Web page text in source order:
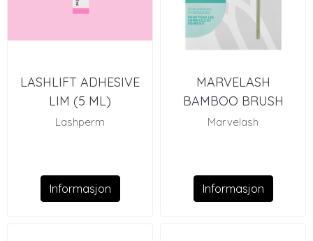
LASHLIFT ADHESIVE
LIM (5 ML)
Lashperm
Informasjon
MARVELASH
BAMBOO BRUSH
APPLICATORS (100)
Marvelash
Informasjon